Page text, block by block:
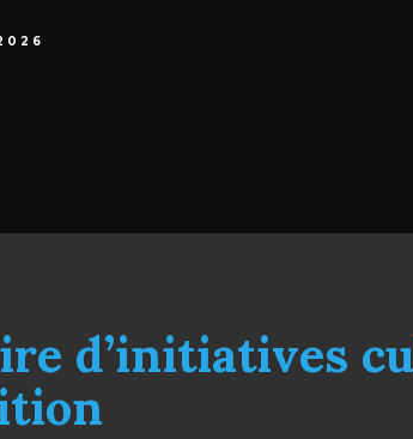
d’initiatives